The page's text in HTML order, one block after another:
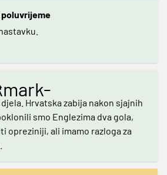
Hrvatska zabija nakon sjajnih
smo Englezima dva gola,
opreziniji, ali imamo razloga za